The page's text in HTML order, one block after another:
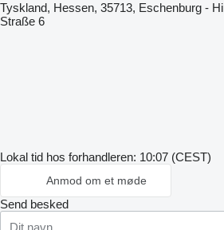
Tyskland, Hessen, 35713, Eschenburg -
Straße 6
Lokal tid hos forhandleren: 10:07 (CEST)
Anmod om et møde
Send besked